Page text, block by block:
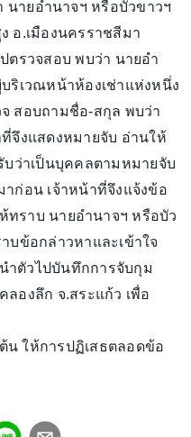
ายอำนาจฯ หรือบัวขาวฯ
อ.เมืองนครราชสีมา
ตรวจสอบ พบว่า นายอำ
ริเวณหน้าห้องเช่าแห่งหนึ่ง
จ สอบถามชื่อ-สกุล พบว่า
จึงแสดงหมายจับ อ่านให้
บว่าเป็นบุคคลตามหมายจับ
ก่อน เจ้าหน้าที่จึงแจ้งข้อ
ราบ นายอำนาจฯ หรือบัว
บข้อกล่าวหาและเข้าใจ
ำตัวไปบันทึกการจับกุม
องลึก จ.สระแก้ว เพื่อ
น ให้การปฏิเสธตลอดข้อ